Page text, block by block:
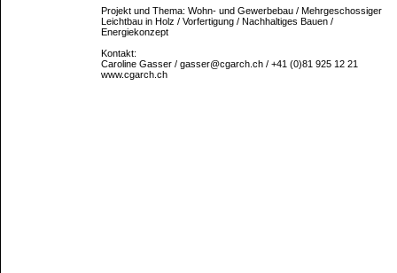
Projekt und Thema: Wohn- und Gewerbebau / Mehrgeschossiger
Leichtbau in Holz / Vorfertigung / Nachhaltiges Bauen /
Energiekonzept
Kontakt:
Caroline Gasser / gasser@cgarch.ch / +41 (0)81 925 12 21
www.cgarch.ch